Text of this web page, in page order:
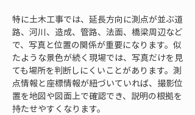
特に土木工事では、延長方向に測点が並ぶ道
路、河川、造成、管路、法面、橋梁周辺など
で、写真と位置の関係が重要になります。似
たような景色が続く現場では、写真だけを見
ても場所を判断しにくいことがあります。測
点情報と座標情報が紐づいていれば、撮影位
置を地図や図面上で確認でき、説明の根拠を
持たせやすくなります。